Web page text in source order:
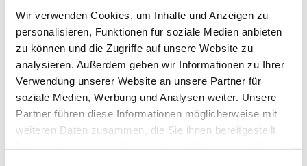
Wir verwenden Cookies, um Inhalte und Anzeigen zu
personalisieren, Funktionen für soziale Medien anbieten
zu können und die Zugriffe auf unsere Website zu
analysieren. Außerdem geben wir Informationen zu Ihrer
Verwendung unserer Website an unsere Partner für
soziale Medien, Werbung und Analysen weiter. Unsere
Partner führen diese Informationen möglicherweise mit
weiteren Daten zusammen, die Sie ihnen bereitgestellt